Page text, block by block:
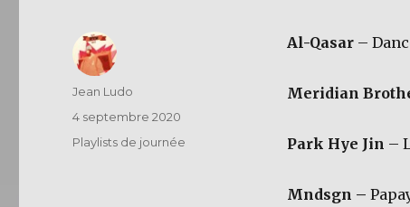
Al-Qasar–
Meridian
Park Hye Jin –
Mndsgn –
Auteur
Jean Ludo
Publié
le
4 septembre 2020
Catégories
Playlists de journée